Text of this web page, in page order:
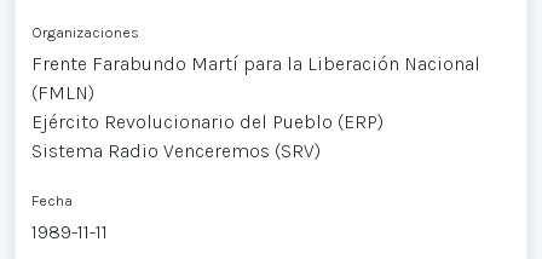
Organizaciones
Frente Farabundo Martí para la Liberación Nacional
(FMLN)
Ejército Revolucionario del Pueblo (ERP)
Sistema Radio Venceremos (SRV)
Fecha
1989-11-11